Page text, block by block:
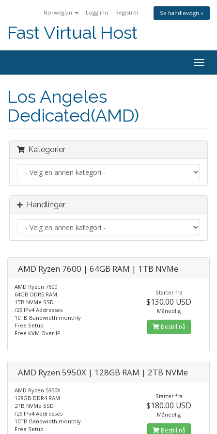
Norwegian Logg inn Registrer Se handlevogn »
Fast Virtual Host
Bytt
Los Angeles
Dedicated(AMD)
Kategorier
Handlinger
AMD Ryzen 7600 | 64GB RAM | 1TB NVMe
AMD Ryzen 7600
64GB DDR5 RAM
1TB NVMe SSD
/29 IPv4 Addresses
10TB Bandwidth monthly
Free Setup
Free KVM Over IP
Starter fra
$130.00 USD
Månedlig
Bestill nå
AMD Ryzen 5950X | 128GB RAM | 2TB NVMe
AMD Ryzen 5950X
128GB DDR4 RAM
2TB NVMe SSD
/29 IPv4 Addresses
10TB Bandwidth monthly
Free Setup
Starter fra
$180.00 USD
Månedlig
Bestill nå